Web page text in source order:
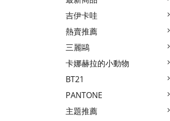
吉伊卡哇
熱賣推薦
三麗鷗
卡娜赫拉的小動物
BT21
PANTONE
主題推薦